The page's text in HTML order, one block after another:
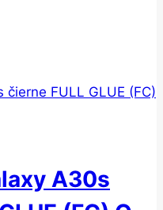
A30s